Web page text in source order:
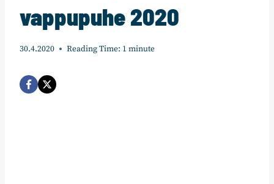
vappupuhe 2020
30.4.2020 Reading Time: 1 minute